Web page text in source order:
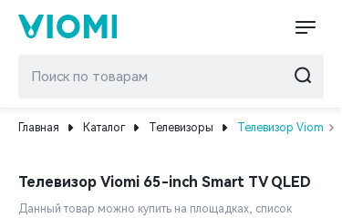
Главная Каталог Телевизоры Телевизор Viomi
Телевизор Viomi 65-inch Smart TV QLED
Данный товар можно купить на площадках, список